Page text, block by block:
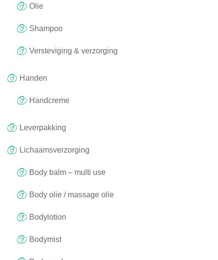
Olie
Shampoo
Versteviging & verzorging
Handen
Handcreme
Leverpakking
Lichaamsverzorging
Body balm – multi use
Body olie / massage olie
Bodylotion
Bodymist